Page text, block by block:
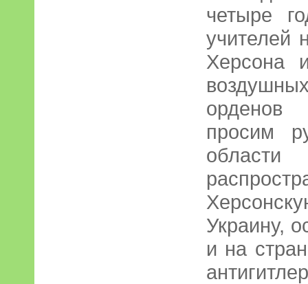
четыре
учителей
Херсона
просим
Украину,
и на